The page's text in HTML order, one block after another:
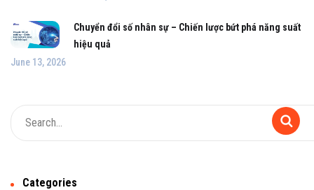
Chuyển đổi số nhân sự – Chiến lược bứt phá năng suất
hiệu quả
June 13, 2026
Categories